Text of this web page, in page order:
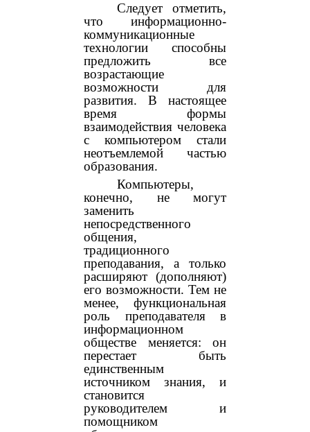
Следует отметить,
что информационно-
коммуникационные
технологии способны
предложить все
возрастающие
возможности для
развития. В настоящее
время формы
взаимодействия человека
с компьютером стали
неотъемлемой частью
образования.
Компьютеры,
конечно, не могут
заменить
непосредственного
общения,
традиционного
преподавания, а только
расширяют (дополняют)
его возможности. Тем не
менее, функциональная
роль преподавателя в
информационном
обществе меняется: он
перестает быть
единственным
источником знания, и
становится
руководителем и
помощником